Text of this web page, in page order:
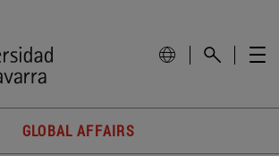
GLOBAL AFFAIRS